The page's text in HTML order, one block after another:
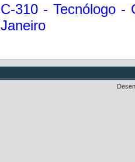
C-310 - Tecnólogo -
Janeiro